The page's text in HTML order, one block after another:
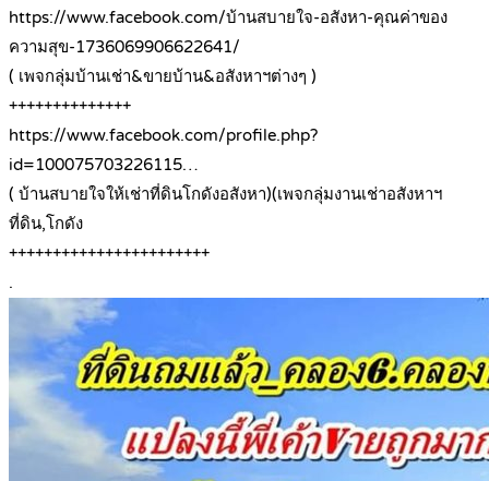
https://www.facebook.com/บ้านสบายใจ-อสังหา-คุณค่าของ
ความสุข-1736069906622641/
( เพจกลุ่มบ้านเช่า&ขายบ้าน&อสังหาฯต่างๆ )
++++++++++++++
https://www.facebook.com/profile.php?
id=100075703226115…
( บ้านสบายใจให้เช่าที่ดินโกดังอสังหา)(เพจกลุ่มงานเช่าอสังหาฯ
ที่ดิน,โกดัง
+++++++++++++++++++++++
.